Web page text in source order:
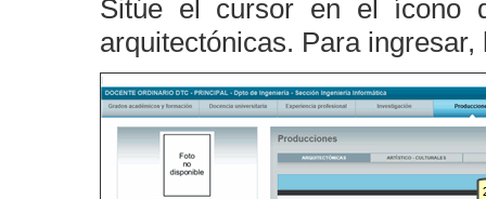
Sitúe el cursor en el ícono
arquitectónicas. Para